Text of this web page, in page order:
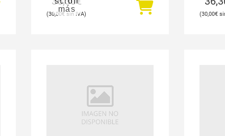
30,00€ 30,00€
más